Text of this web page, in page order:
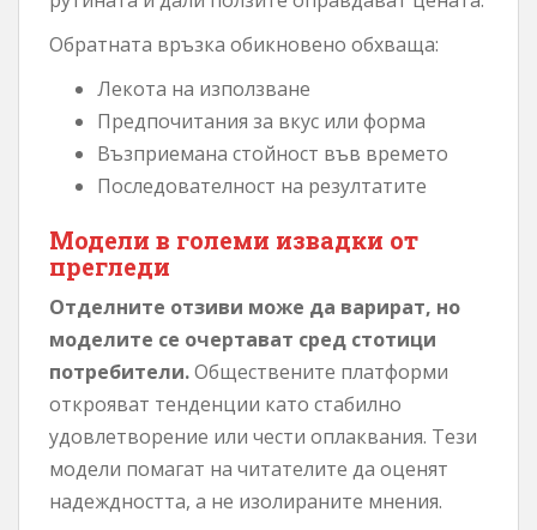
Обратната връзка обикновено обхваща:
Лекота на използване
Предпочитания за вкус или форма
Възприемана стойност във времето
Последователност на резултатите
Модели в големи извадки от
прегледи
Отделните отзиви може да варират, но
моделите се очертават сред стотици
потребители.Обществените платформи
открояват тенденции като стабилно
удовлетворение или чести оплаквания. Тези
модели помагат на читателите да оценят
надеждността, а не изолираните мнения.